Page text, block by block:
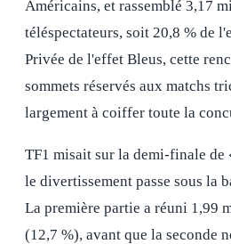
Américains, et rassemblé 3,17
téléspectateurs, soit 20,8 % de
Privée de l'effet Bleus, cette
sommets réservés aux matchs
largement à coiffer toute la
TF1 misait sur la demi-finale de
le divertissement passe sous la
La première partie a réuni 1,99
(12,7 %), avant que la seconde